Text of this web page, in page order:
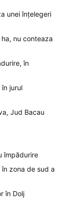
unei înțelegeri
nu conteaza
în
jurul
Jud Bacau
împădurire
zona de sud a
în Dolj